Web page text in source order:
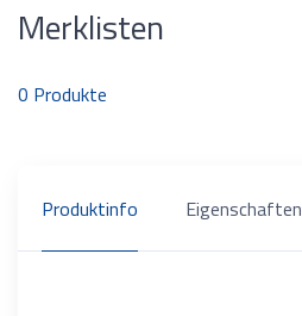
Merklisten
0 Produkte
Produktinfo Eigenschaften